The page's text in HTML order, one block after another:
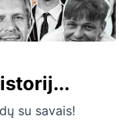
su savais!